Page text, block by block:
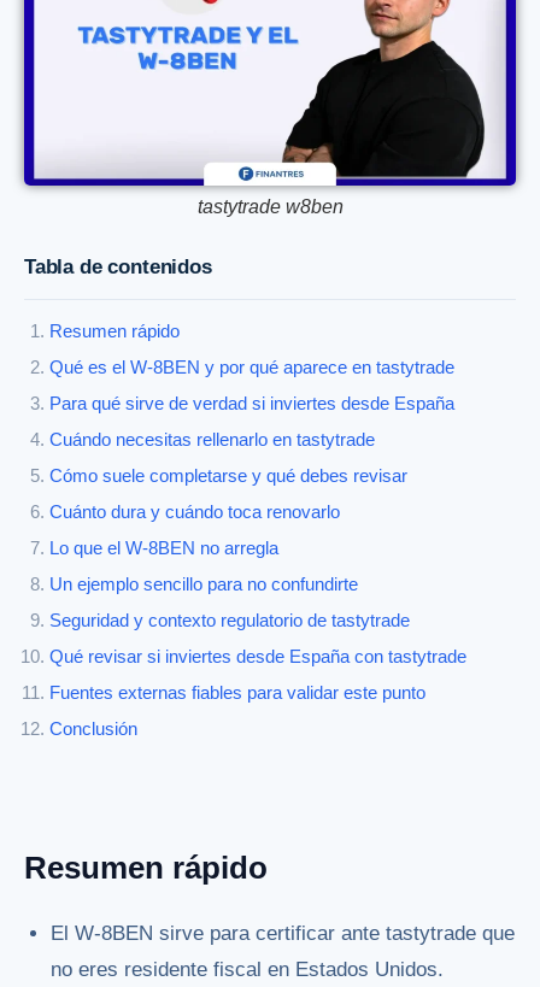
tastytrade w8ben
Tabla de contenidos
Resumen rápido
Qué es el W-8BEN y por qué aparece en tastytrade
Para qué sirve de verdad si inviertes desde España
Cuándo necesitas rellenarlo en tastytrade
Cómo suele completarse y qué debes revisar
Cuánto dura y cuándo toca renovarlo
Lo que el W-8BEN no arregla
Un ejemplo sencillo para no confundirte
Seguridad y contexto regulatorio de tastytrade
Qué revisar si inviertes desde España con tastytrade
Fuentes externas fiables para validar este punto
Conclusión
Resumen rápido
El W-8BEN sirve para certificar ante tastytrade que
no eres residente fiscal en Estados Unidos.